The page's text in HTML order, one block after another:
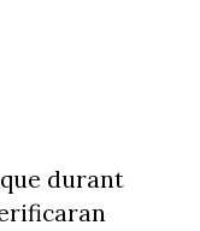
durant